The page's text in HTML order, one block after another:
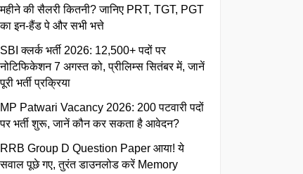
महीने की सैलरी कितनी? जानिए PRT, TGT, PGT
का इन-हैंड पे और सभी भत्ते
SBI क्लर्क भर्ती 2026: 12,500+ पदों पर
नोटिफिकेशन 7 अगस्त को, प्रीलिम्स सितंबर में, जानें
पूरी भर्ती प्रक्रिया
MP Patwari Vacancy 2026: 200 पटवारी पदों
पर भर्ती शुरू, जानें कौन कर सकता है आवेदन?
RRB Group D Question Paper आया! ये
सवाल पूछे गए, तुरंत डाउनलोड करें Memory